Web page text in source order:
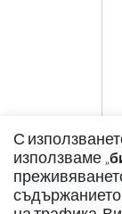
С
използваме „